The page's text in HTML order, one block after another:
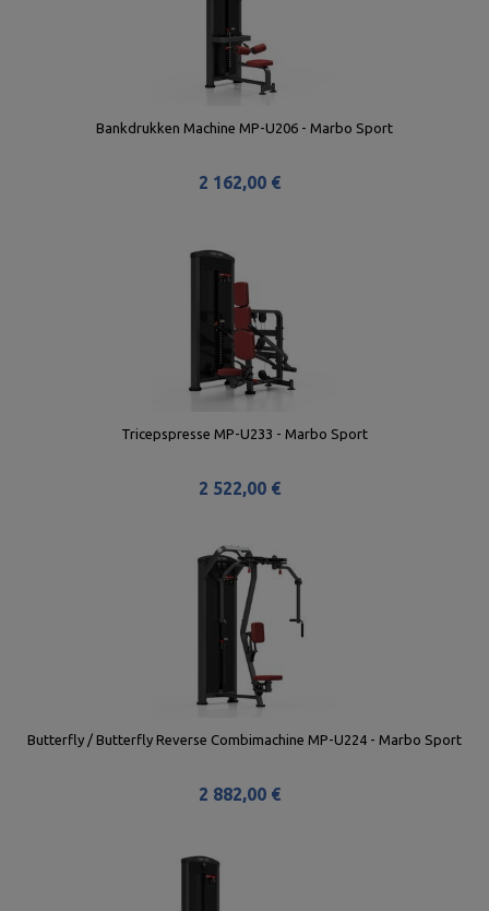
Bankdrukken Machine MP-U206 - Marbo Sport
2 162,00 €
Tricepspresse MP-U233 - Marbo Sport
2 522,00 €
Butterfly / Butterfly Reverse Combimachine MP-U224 - Marbo Sport
2 882,00 €